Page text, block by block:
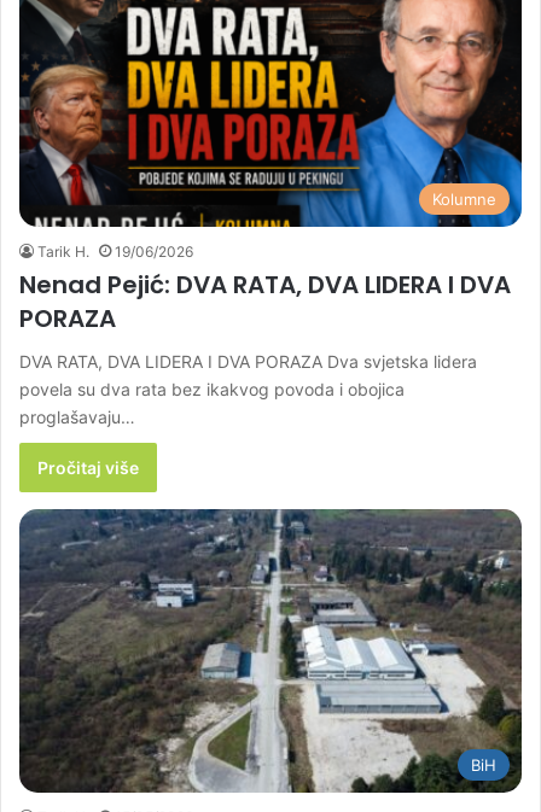
Kolumne
Tarik H. 19/06/2026
Nenad Pejić: DVA RATA, DVA LIDERA I DVA
PORAZA
DVA RATA, DVA LIDERA I DVA PORAZA Dva svjetska lidera
povela su dva rata bez ikakvog povoda i obojica
proglašavaju…
Pročitaj više
BiH